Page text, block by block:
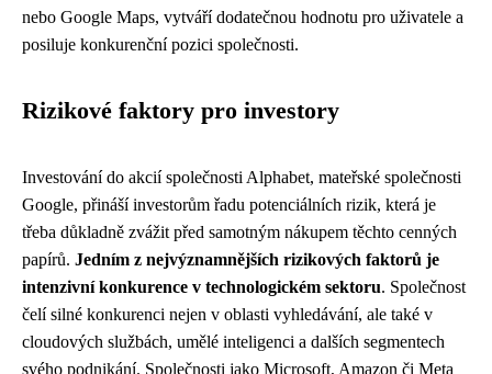
nebo Google Maps, vytváří dodatečnou hodnotu pro uživatele a
posiluje konkurenční pozici společnosti.
Rizikové faktory pro investory
Investování do akcií společnosti Alphabet, mateřské společnosti
Google, přináší investorům řadu potenciálních rizik, která je
třeba důkladně zvážit před samotným nákupem těchto cenných
papírů. Jedním z nejvýznamnějších rizikových faktorů je
intenzivní konkurence v technologickém sektoru. Společnost
čelí silné konkurenci nejen v oblasti vyhledávání, ale také v
cloudových službách, umělé inteligenci a dalších segmentech
svého podnikání. Společnosti jako Microsoft, Amazon či Meta